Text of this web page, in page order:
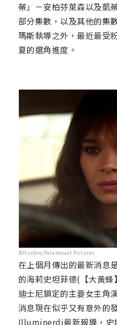
蒂」－安柏芬萊森以及凱
部分集數，以及其他的集
瑪斯執導之外，最近最受
夏的選角進度。
©Hasbro/Paramount Pictures
在上個月傳出的最新消息
的海莉史坦菲德(【大黃
迪士尼鎖定的主要女主角
消息現在似乎又有意外的
Illuminerdi最新報導，史